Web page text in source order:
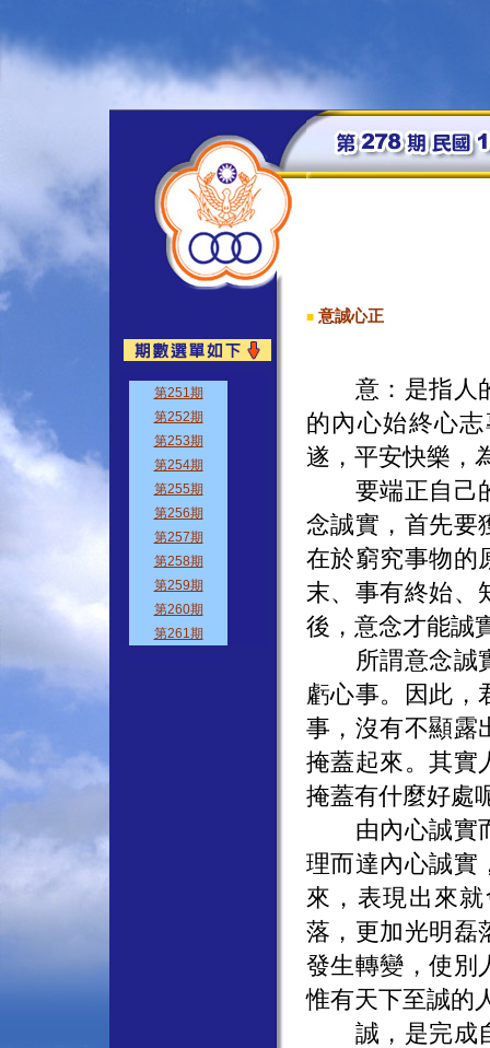
■ 意誠心正
意：是指人的
的內心始終心
遂，平安快樂，
要端正自己的
念誠實，首先要
在於窮究事物的
末、事有終始、
後，意念才能誠
所謂意念誠實
虧心事。因此，
事，沒有不顯露
掩蓋起來。其實
掩蓋有什麼好處
由內心誠實而
理而達內心誠實
來，表現出來
落，更加光明磊
發生轉變，使別
惟有天下至誠的
誠，是完成自